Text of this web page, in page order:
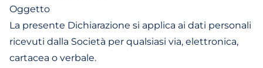
Oggetto
La presente Dichiarazione si applica ai dati personali
ricevuti dalla Società per qualsiasi via, elettronica,
cartacea o verbale.